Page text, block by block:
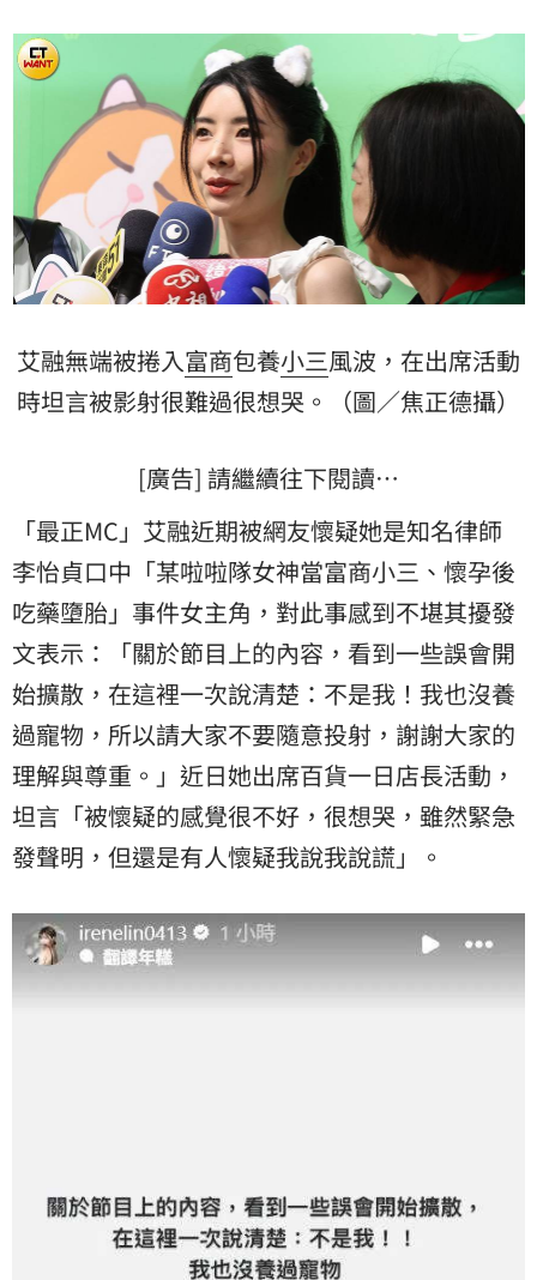
艾融無端被捲入富商包養小三風波，在出席活動
時坦言被影射很難過很想哭。（圖／焦正德攝）
[廣告] 請繼續往下閱讀…
「最正MC」艾融近期被網友懷疑她是知名律師
李怡貞口中「某啦啦隊女神當富商小三、懷孕後
吃藥墮胎」事件女主角，對此事感到不堪其擾發
文表示：「關於節目上的內容，看到一些誤會開
始擴散，在這裡一次說清楚：不是我！我也沒養
過寵物，所以請大家不要隨意投射，謝謝大家的
理解與尊重。」近日她出席百貨一日店長活動，
坦言「被懷疑的感覺很不好，很想哭，雖然緊急
發聲明，但還是有人懷疑我說我說謊」。